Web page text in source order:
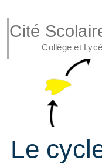
Cité
Collège et
Le